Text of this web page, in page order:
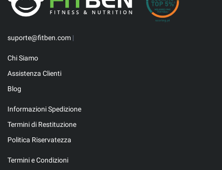
suporte@fitben.com |
Chi Siamo
Assistenza Clienti
Blog
Informazioni Spedizione
Termini di Restituzione
Politica Riservatezza
Termini e Condizioni